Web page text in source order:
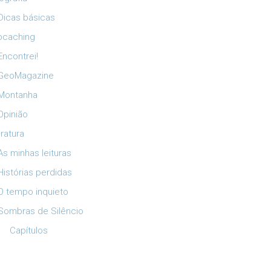
básicas
minhas leituras
perdidas
tempo inquieto
de Silêncio
Capítulos